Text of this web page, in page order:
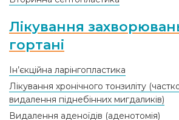
Лікування
гортані
Ін’єкційна ларінгопластика
Лікування хронічного тонзиліту
видалення піднебінних мигдаликiв)
Видалення аденоїдів (аденотомія)